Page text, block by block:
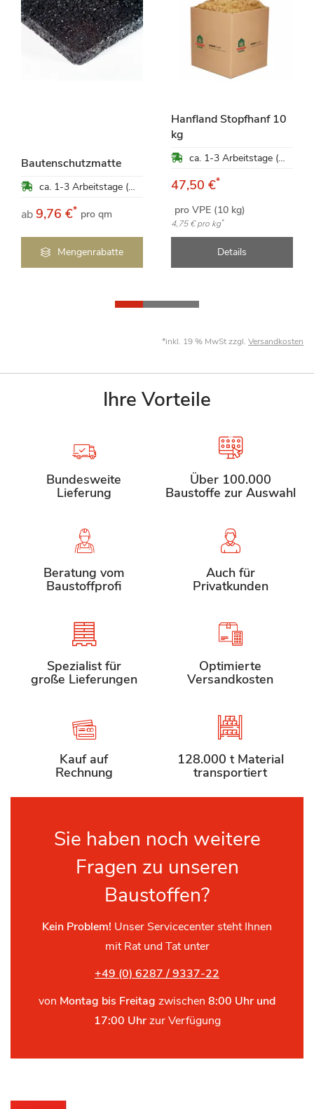
Bautenschutzmatte
ca. 1-3 Arbeitstage (Mo-Fr)
ab9,76 €* pro qm
Mengenrabatte
Hanfland Stopfhanf 10
kg
ca. 1-3 Arbeitstage (Mo-Fr)
47,50 €*
pro VPE (10 kg)
4,75 €pro kg*
Details
*inkl. 19 % MwSt zzgl. Versandkosten
Ihre Vorteile
Bundesweite
Lieferung
Über 100.000
Baustoffe zur Auswahl
Beratung vom
Baustoffprofi
Auch für
Privatkunden
Spezialist für
große Lieferungen
Optimierte
Versandkosten
Kauf auf
Rechnung
128.000 t Material
transportiert
Sie haben noch weitere
Fragen zu unseren
Baustoffen?
Kein Problem! Unser Servicecenter steht Ihnen
mit Rat und Tat unter
+49 (0) 6287 / 9337-22
von Montag bis Freitag zwischen 8:00 Uhr und
17:00 Uhrzur Verfügung